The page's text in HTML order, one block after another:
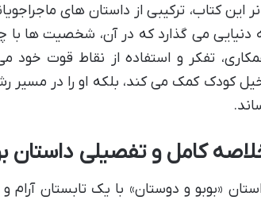
این کتاب، ترکیبی از داستان های
دنیایی می گذارد که در آن، شخصیت ها با
تفکر و استفاده از نقاط قوت خود
کودک کمک می کند، بلکه او را در مسیر
کامل و تفصیلی داستان
«بوبو و دوستان» با یک تابستان آرام